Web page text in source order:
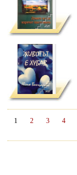
1 2 3 4